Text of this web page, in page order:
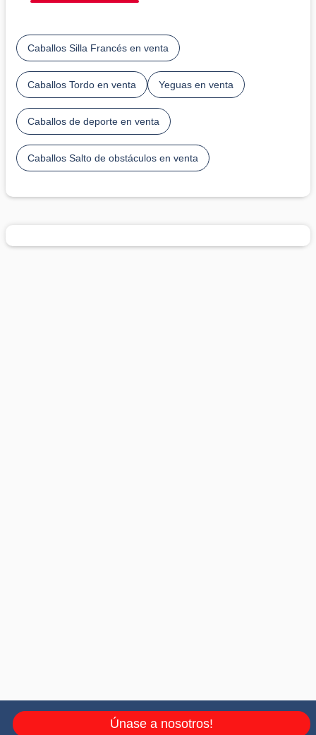
Caballos Silla Francés en venta
Caballos Tordo en venta Yeguas en venta
Caballos de deporte en venta
Caballos Salto de obstáculos en venta
Únase a nosotros!